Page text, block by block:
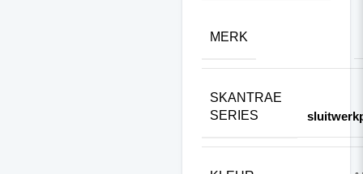
MERK
SKANTRAE
SERIES